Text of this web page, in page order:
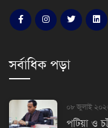
সর্বাধিক পড়া
০৮ জুলাই
পটিয়া ও